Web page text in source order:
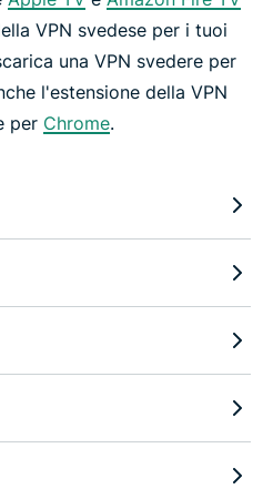
VPN svedese per i tuoi
una VPN svedere per
l'estensione della VPN
per Chrome.